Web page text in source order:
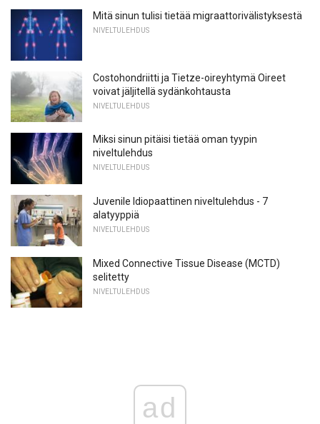
Mitä sinun tulisi tietää migraattorivälistyksestä
NIVELTULEHDUS
Costohondriitti ja Tietze-oireyhtymä Oireet
voivat jäljitellä sydänkohtausta
NIVELTULEHDUS
Miksi sinun pitäisi tietää oman tyypin
niveltulehdus
NIVELTULEHDUS
Juvenile Idiopaattinen niveltulehdus - 7
alatyyppiä
NIVELTULEHDUS
Mixed Connective Tissue Disease (MCTD)
selitetty
NIVELTULEHDUS
ad